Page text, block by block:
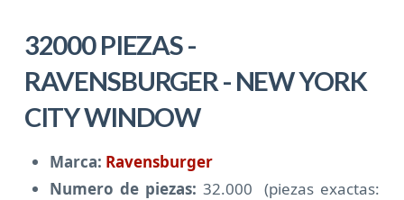
32000 PIEZAS -
RAVENSBURGER - NEW YORK
CITY WINDOW
Marca: Ravensburger
Numero de piezas: 32.000 (piezas exactas: